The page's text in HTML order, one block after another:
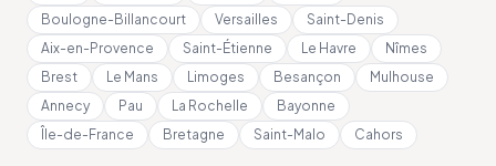
Boulogne-Billancourt
Versailles
Saint-Denis
Aix-en-Provence
Saint-Étienne Le Havre
Nîmes
Brest
Le Mans Limoges Besançon
Mulhouse
Annecy
Pau La Rochelle
Bayonne
Île-de-France
Bretagne Saint-Malo Cahors